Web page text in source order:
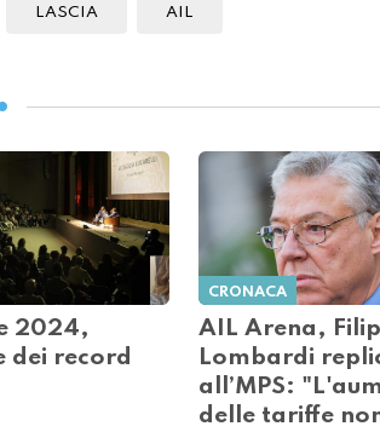
LASCIA AIL
2024,
dei record
CRONACA
AIL Arena,
Lombardi
all’MPS:
delle tariffe